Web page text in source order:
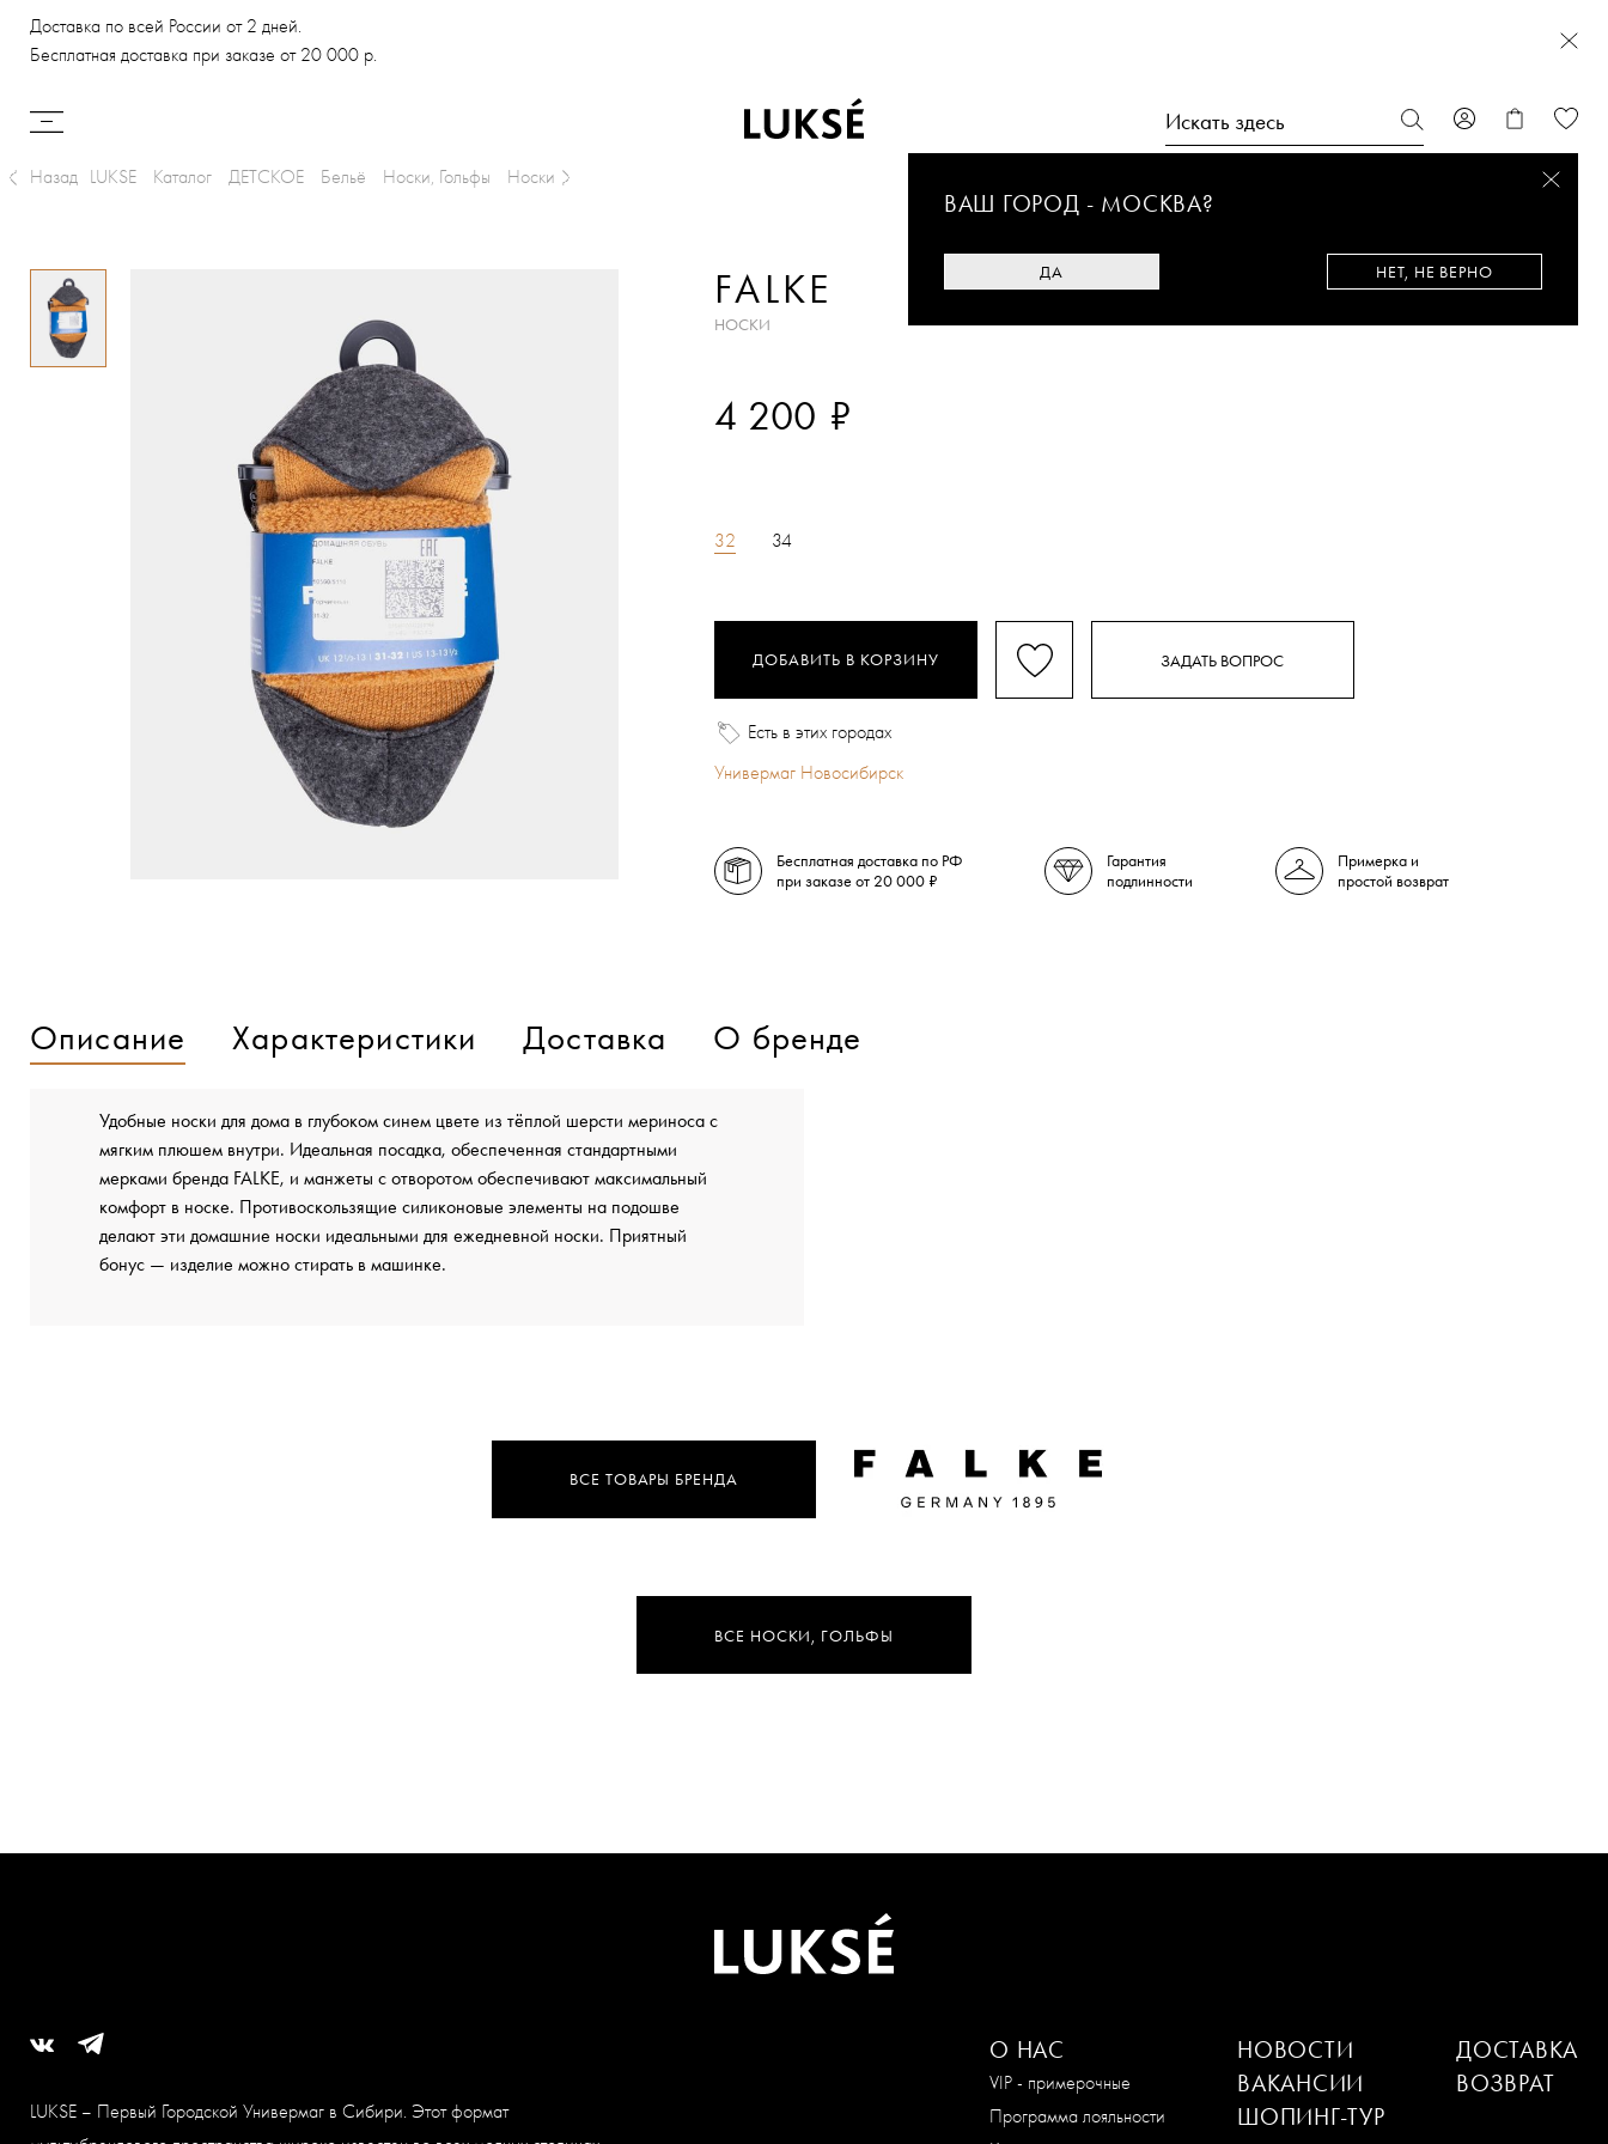
Доставка по всей России от 2 дней.
Бесплатная доставка при заказе от 20 000 р.
ВАШ ГОРОД - МОСКВА?
ДА НЕТ, НЕ ВЕРНО
Назад LUKSE Каталог ДЕТСКОЕ Бельё Носки, Гольфы Носки
FALKE
НОСКИ
4 200 ₽
32 34
ДОБАВИТЬ В КОРЗИНУ ЗАДАТЬ ВОПРОС
Есть в этих городах
Универмаг Новосибирск
Бесплатная доставка по РФ
при заказе от 20 000 ₽
Гарантия
подлинности
Примерка и
простой возврат
Описание Характеристики Доставка О бренде
Удобные носки для дома в глубоком синем цвете из тёплой шерсти мериноса с
мягким плюшем внутри. Идеальная посадка, обеспеченная стандартными
мерками бренда FALKE, и манжеты с отворотом обеспечивают максимальный
комфорт в носке. Противоскользящие силиконовые элементы на подошве
делают эти домашние носки идеальными для ежедневной носки. Приятный
бонус — изделие можно стирать в машинке.
ВСЕ ТОВАРЫ БРЕНДА
ВСЕ НОСКИ, ГОЛЬФЫ
LUKSE – Первый Городской Универмаг в Сибири. Этот формат
О НАС
VIP - примерочные
Программа лояльности
НОВОСТИ
ВАКАНСИИ
ШОПИНГ-ТУР
ДОСТАВКА
ВОЗВРАТ